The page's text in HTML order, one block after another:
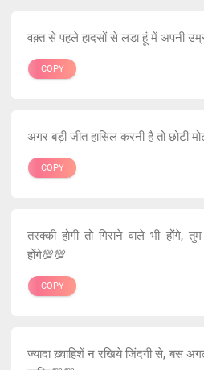
वक़्त से पहले हादसों से लड़ा हूं में अपनी
COPY
अगर बड़ी जीत हासिल करनी है तो छोटी
COPY
तरक्की होगी तो गिराने वाले भी होंगे,
होंगे💯💯
COPY
ज्यादा ख़्वाहिशें न रखिये जिंदगी से, बस